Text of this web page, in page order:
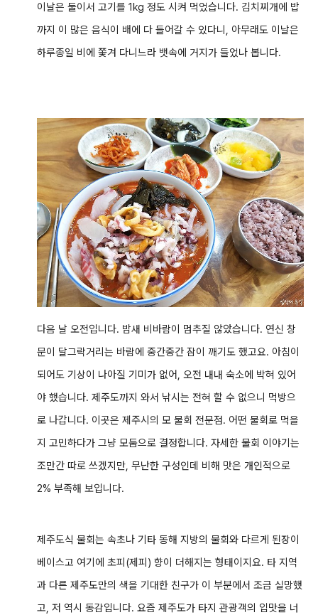
이날은 둘이서 고기를 1kg 정도 시켜 먹었습니다. 김치찌개에 밥
까지 이 많은 음식이 배에 다 들어갈 수 있다니, 아무래도 이날은
하루종일 비에 쫓겨 다니느라 뱃속에 거지가 들었나 봅니다.
다음 날 오전입니다. 밤새 비바람이 멈추질 않았습니다. 연신 창
문이 달그락거리는 바람에 중간중간 잠이 깨기도 했고요. 아침이
되어도 기상이 나아질 기미가 없어, 오전 내내 숙소에 박혀 있어
야 했습니다. 제주도까지 와서 낚시는 전혀 할 수 없으니 먹방으
로 나갑니다. 이곳은 제주시의 모 물회 전문점. 어떤 물회로 먹을
지 고민하다가 그냥 모둠으로 결정합니다. 자세한 물회 이야기는
조만간 따로 쓰겠지만, 무난한 구성인데 비해 맛은 개인적으로
2% 부족해 보입니다.
제주도식 물회는 속초나 기타 동해 지방의 물회와 다르게 된장이
베이스고 여기에 초피(제피) 향이 더해지는 형태이지요. 타 지역
과 다른 제주도만의 색을 기대한 친구가 이 부분에서 조금 실망했
고, 저 역시 동감입니다. 요즘 제주도가 타지 관광객의 입맛을 너